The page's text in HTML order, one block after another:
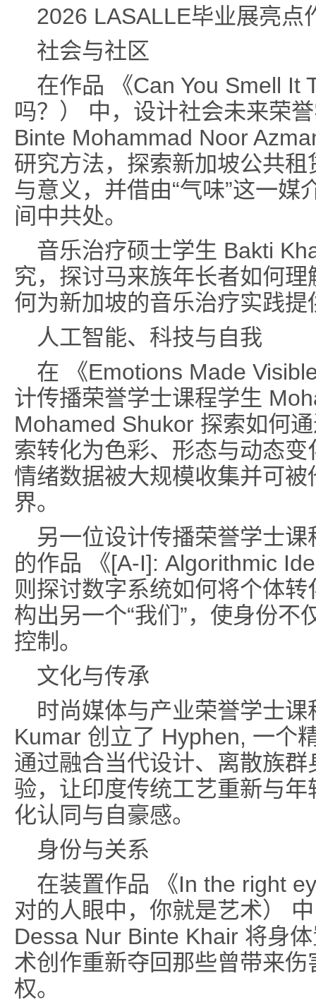
2026 LASALLE毕业展亮点
社会与社区
在作品 《Can You Smell It
吗？） 中，设计社会未来荣
Binte Mohammad Noor
研究方法，探索新加坡公共
与意义，并借由“气味”这一
间中共处。
音乐治疗硕士学生 Bakti
究，探讨马来族年长者如何
何为新加坡的音乐治疗实践提
人工智能、科技与自我
在 《Emotions Made
计传播荣誉学士课程学生
Mohamed Shukor 探索如何
索转化为色彩、形态与动态
情绪数据被大规模收集并可
界。
另一位设计传播荣誉学士
的作品 《[A-I]: Algorithmic
则探讨数字系统如何将个体
构出另一个“我们”，使身份
控制。
文化与传承
时尚媒体与产业荣誉学士
Kumar 创立了 Hyphen, 一个
通过融合当代设计、离散族
验，让印度传统工艺重新与
化认同与自豪感。
身份与关系
在装置作品 《In the right
对的人眼中，你就是艺术）
Dessa Nur Binte Khair 将身
术创作重新夺回那些曾带来
权。